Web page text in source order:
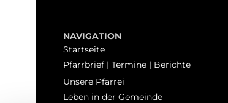
NAVIGATION
Startseite
Pfarrbrief | Termine | Berichte
Unsere Pfarrei
Leben in der Gemeinde